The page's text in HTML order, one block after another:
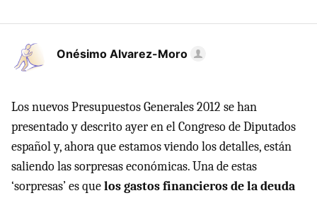
Onésimo Alvarez-Moro
Los nuevos Presupuestos Generales 2012 se han
presentado y descrito ayer en el Congreso de Diputados
español y, ahora que estamos viendo los detalles, están
saliendo las sorpresas económicas. Una de estas
‘sorpresas’ es quelos gastos financieros de la deuda